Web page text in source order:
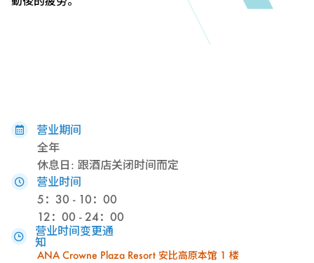
营业期间
全年
休息日: 跟酒店关闭时间而定
营业时间
5：30 - 10：00
12：00 - 24：00
营业时间变更通
知
ANA Crowne Plaza Resort 安比高原本馆 1 楼